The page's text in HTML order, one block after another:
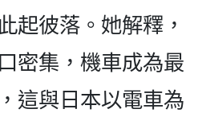
起彼落。她解釋，
密集，機車成為最
這與日本以電車為